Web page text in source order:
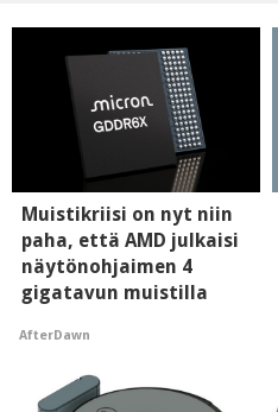
Muistikriisi on nyt niin
paha, että AMD julkaisi
näytönohjaimen 4
gigatavun muistilla
AfterDawn